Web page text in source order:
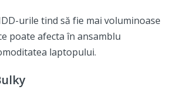
urile tind să fie mai voluminoase
poate afecta în ansamblu
laptopului.